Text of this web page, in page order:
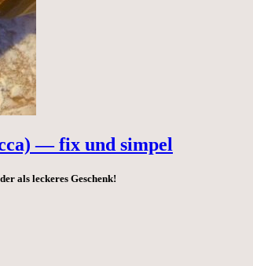
— fix und simpel
als leckeres Geschenk!